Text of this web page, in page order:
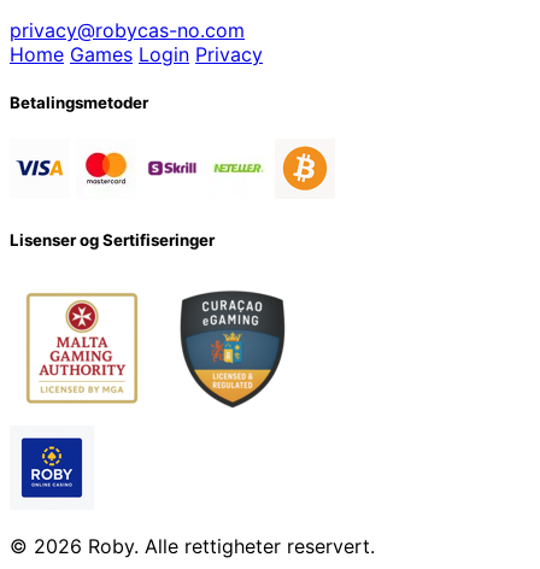
privacy@robycas-no.com
Home Games Login Privacy
Betalingsmetoder
Lisenser og Sertifiseringer
© 2026 Roby. Alle rettigheter reservert.